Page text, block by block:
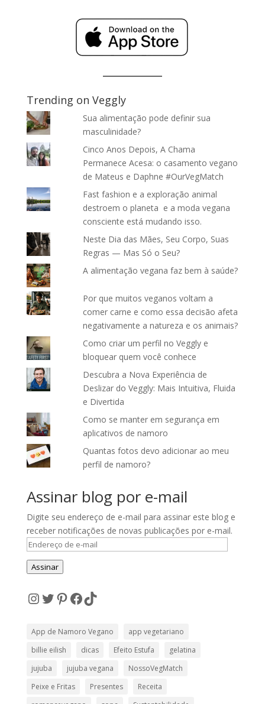
Trending on Veggly
Sua alimentação pode definir sua
masculinidade?
Cinco Anos Depois, A Chama
Permanece Acesa: o casamento vegano
de Mateus e Daphne #OurVegMatch
Fast fashion e a exploração animal
destroem o planeta e a moda vegana
consciente está mudando isso.
Neste Dia das Mães, Seu Corpo, Suas
Regras — Mas Só o Seu?
A alimentação vegana faz bem à saúde?
Por que muitos veganos voltam a
comer carne e como essa decisão afeta
negativamente a natureza e os animais?
Como criar um perfil no Veggly e
bloquear quem você conhece
Descubra a Nova Experiência de
Deslizar do Veggly: Mais Intuitiva, Fluida
e Divertida
Como se manter em segurança em
aplicativos de namoro
Quantas fotos devo adicionar ao meu
perfil de namoro?
Assinar blog por e-mail
Digite seu endereço de e-mail para assinar este blog e
receber notificações de novas publicações por e-mail.
Endereço
de
e-Assinar
Instagram
Twitter
Pinterest
Facebook
TikTok
App de Namoro Vegano
app vegetariano
billie eilish
dicas Efeito Estufa
gelatina
jujuba
jujuba vegana
NossoVegMatch
Peixe e Fritas
Presentes
Receita